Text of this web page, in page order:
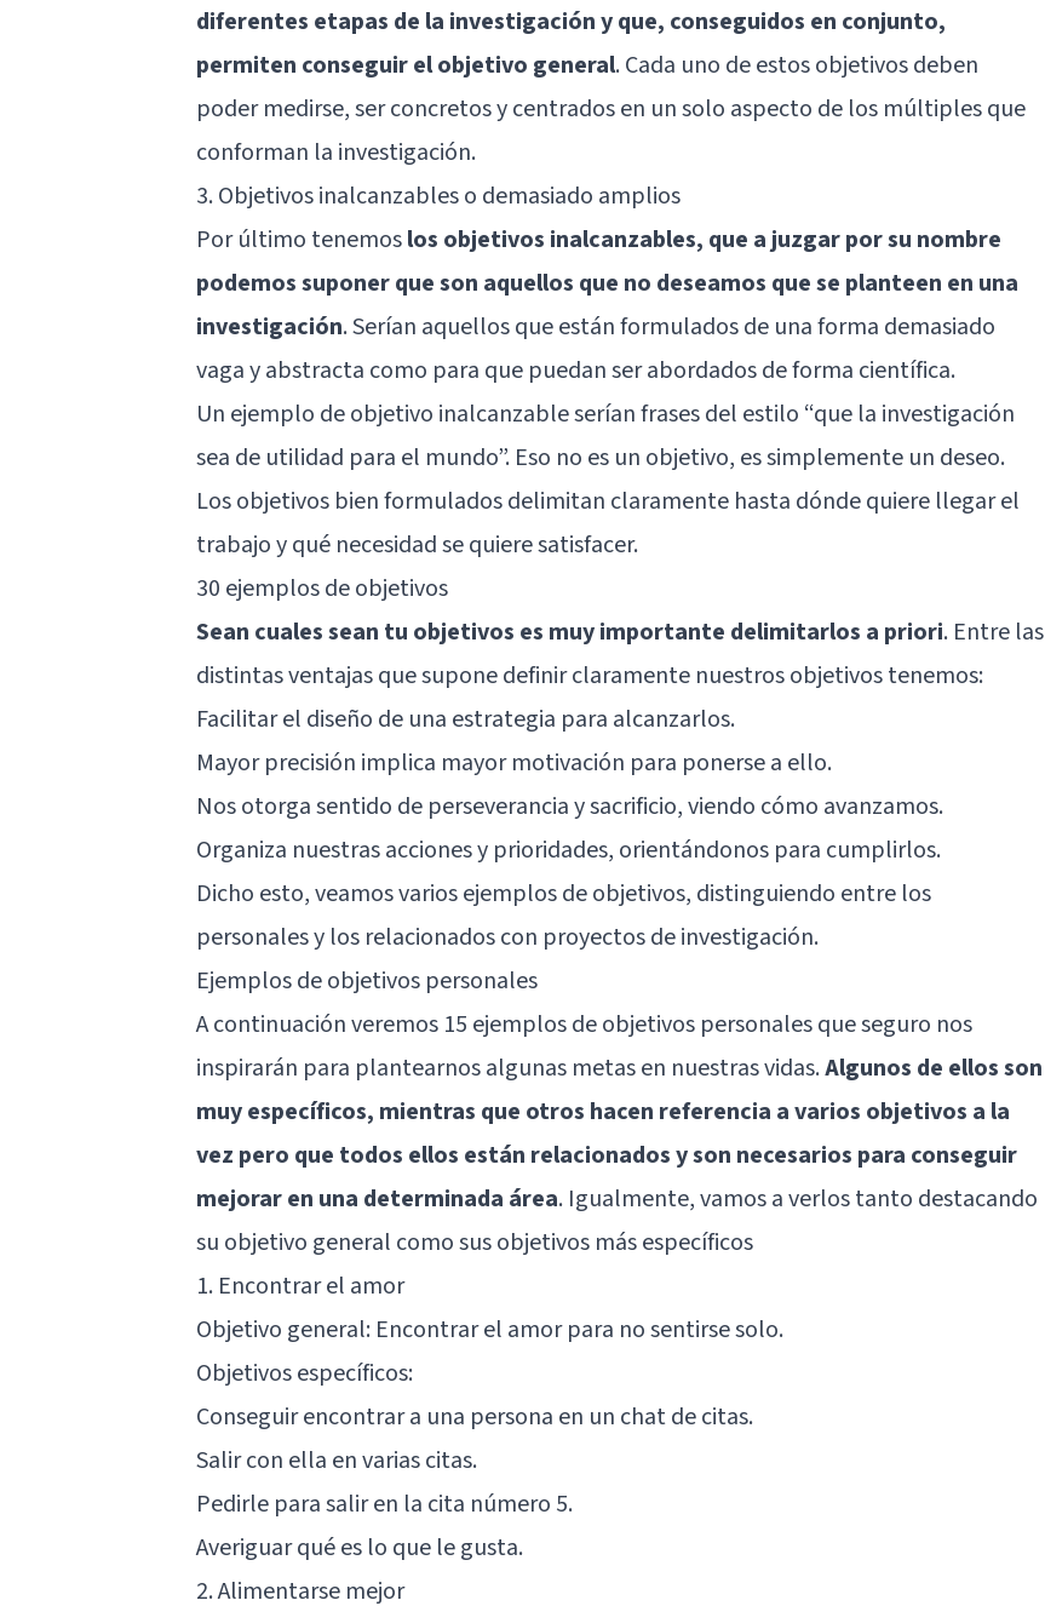
diferentes etapas de la investigación y que, conseguidos en conjunto,
permiten conseguir el objetivo general. Cada uno de estos objetivos deben
poder medirse, ser concretos y centrados en un solo aspecto de los múltiples que
conforman la investigación.
3. Objetivos inalcanzables o demasiado amplios
Por último tenemoslos objetivos inalcanzables, que a juzgar por su nombre
podemos suponer que son aquellos que no deseamos que se planteen en una
investigación. Serían aquellos que están formulados de una forma demasiado
vaga y abstracta como para que puedan ser abordados de forma científica.
Un ejemplo de objetivo inalcanzable serían frases del estilo “que la investigación
sea de utilidad para el mundo”. Eso no es un objetivo, es simplemente un deseo.
Los objetivos bien formulados delimitan claramente hasta dónde quiere llegar el
trabajo y qué necesidad se quiere satisfacer.
30 ejemplos de objetivos
Sean cuales sean tu objetivos es muy importante delimitarlos a priori. Entre las
distintas ventajas que supone definir claramente nuestros objetivos tenemos:
Facilitar el diseño de una estrategia para alcanzarlos.
Mayor precisión implica mayor motivación para ponerse a ello.
Nos otorga sentido de perseverancia y sacrificio, viendo cómo avanzamos.
Organiza nuestras acciones y prioridades, orientándonos para cumplirlos.
Dicho esto, veamos varios ejemplos de objetivos, distinguiendo entre los
personales y los relacionados con proyectos de investigación.
Ejemplos de objetivos personales
A continuación veremos 15 ejemplos de objetivos personales que seguro nos
inspirarán para plantearnos algunas metas en nuestras vidas.Algunos de ellos son
muy específicos, mientras que otros hacen referencia a varios objetivos a la
vez pero que todos ellos están relacionados y son necesarios para conseguir
mejorar en una determinada área. Igualmente, vamos a verlos tanto destacando
su objetivo general como sus objetivos más específicos
1. Encontrar el amor
Objetivo general: Encontrar el amor para no sentirse solo.
Objetivos específicos:
Conseguir encontrar a una persona en un chat de citas.
Salir con ella en varias citas.
Pedirle para salir en la cita número 5.
Averiguar qué es lo que le gusta.
2. Alimentarse mejor